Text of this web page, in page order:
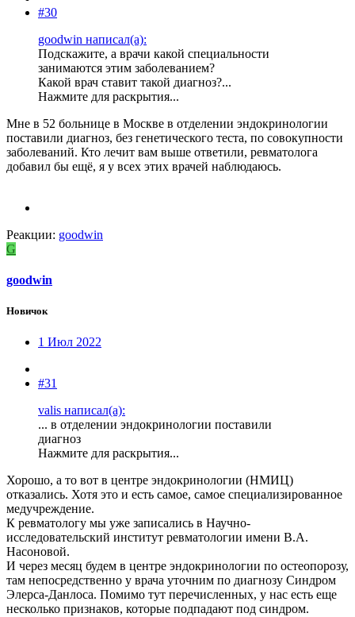
#30
goodwin написал(а):
Подскажите, а врачи какой специальности
занимаются этим заболеванием?
Какой врач ставит такой диагноз?...
Нажмите для раскрытия...
Мне в 52 больнице в Москве в отделении эндокринологии
поставили диагноз, без генетического теста, по совокупности
заболеваний. Кто лечит вам выше ответили, ревматолога
добавил бы ещё, я у всех этих врачей наблюдаюсь.
Реакции: goodwin
G
goodwin
Новичок
1 Июл 2022
#31
valis написал(а):
... в отделении эндокринологии поставили
диагноз
Нажмите для раскрытия...
Хорошо, а то вот в центре эндокринологии (НМИЦ)
отказались. Хотя это и есть самое, самое специализированное
медучреждение.
К ревматологу мы уже записались в Научно-
исследовательский институт ревматологии имени В.А.
Насоновой.
И через месяц будем в центре эндокринологии по остеопорозу,
там непосредственно у врача уточним по диагнозу Синдром
Элерса-Данлоса. Помимо тут перечисленных, у нас есть еще
несколько признаков, которые подпадают под синдром.